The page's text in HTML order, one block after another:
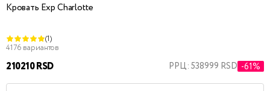
Кровать Exp Charlotte
(1)
4176 вариантов
210210 RSD РРЦ: 538999 RSD -61%